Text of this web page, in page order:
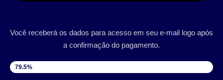
Você receberá os dados para acesso em seu e-mail logo após
a confirmação do pagamento.
VAGAS DISPONÍVEIS
79.5%